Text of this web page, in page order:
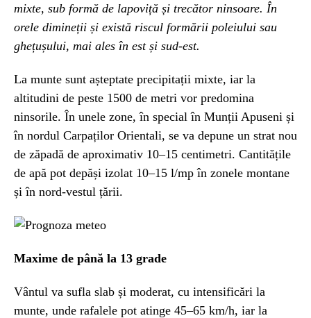
mixte, sub formă de lapoviță și trecător ninsoare. În
orele dimineții și există riscul formării poleiului sau
ghețușului, mai ales în est și sud-est.
La munte sunt așteptate precipitații mixte, iar la
altitudini de peste 1500 de metri vor predomina
ninsorile. În unele zone, în special în Munții Apuseni și
în nordul Carpaților Orientali, se va depune un strat nou
de zăpadă de aproximativ 10–15 centimetri. Cantitățile
de apă pot depăși izolat 10–15 l/mp în zonele montane
și în nord-vestul țării.
Maxime de până la 13 grade
Vântul va sufla slab și moderat, cu intensificări la
munte, unde rafalele pot atinge 45–65 km/h, iar la